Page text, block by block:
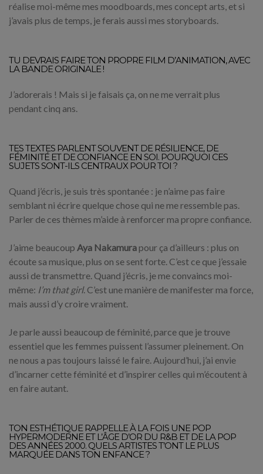
réalise moi-même mes moodboards, mes concept arts, et si
j’avais plus de temps, je ferais aussi mes storyboards.
TU DEVRAIS FAIRE TON PROPRE FILM D’ANIMATION, AVEC
LA BANDE ORIGINALE !
J’adorerais ! Mais si je faisais ça, on ne me verrait plus
pendant cinq ans.
TES TEXTES PARLENT SOUVENT DE RÉSILIENCE, DE
FÉMINITÉ ET DE CONFIANCE EN SOI. POURQUOI CES
SUJETS SONT-ILS CENTRAUX POUR TOI ?
Quand j’écris, je suis très spontanée : je n’aime pas faire
semblant ni écrire quelque chose qui ne me ressemble pas.
Parler de ces thèmes m’aide à renforcer ma propre confiance.
J’aime beaucoup Aya Nakamura pour ça d’ailleurs : plus on
écoute sa musique, plus on se sent forte. C’est ce que j’essaie
aussi de transmettre. Quand j’écris, je me convaincs moi-
même: I’m that girl. C’est une manière de manifester ma force,
mais aussi d’y croire vraiment.
Je parle aussi beaucoup de féminité, parce que je trouve
essentiel que les femmes puissent l’assumer pleinement. On
ne nous a pas toujours laissé le faire. Aujourd’hui, j’ai envie
d’incarner cette féminité et d’inspirer celles qui m’écoutent à
en faire autant.
TON ESTHÉTIQUE RAPPELLE À LA FOIS UNE POP
HYPERMODERNE ET L’ÂGE D’OR DU R&B ET DE LA POP
DES ANNÉES 2000. QUELS ARTISTES T’ONT LE PLUS
MARQUÉE DANS TON ENFANCE ?